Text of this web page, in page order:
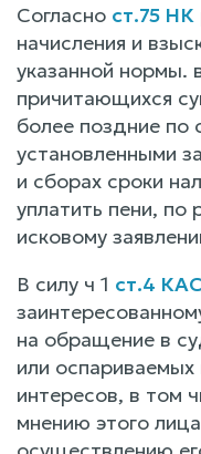
Согласно ст.75 НК
начисления и
указанной нормы.
причитающихся
более поздние по
установленными
и сборах сроки
уплатить пени, по
исковому
В силу ч 1 ст.4
на обращение в
или
интересов, в том
мнению этого